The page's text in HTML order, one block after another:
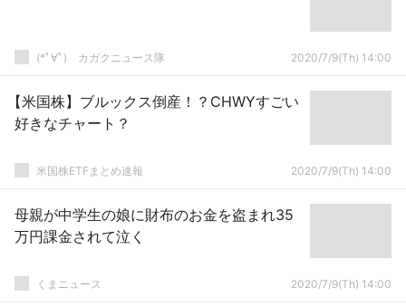
(*ﾟ∀ﾟ)ゞカガクニュース隊 2020/7/9(Th) 14:00
【米国株】ブルックス倒産！？CHWYすごい
好きなチャート？
米国株ETFまとめ速報 2020/7/9(Th) 14:00
母親が中学生の娘に財布のお金を盗まれ35
万円課金されて泣く
くまニュース 2020/7/9(Th) 14:00